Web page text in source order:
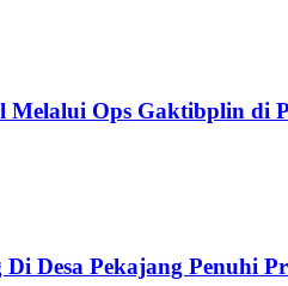
Ops Gaktibplin di
Desa Pekajang Penuhi